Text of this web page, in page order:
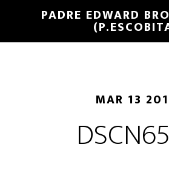
PADRE EDWARD
MAR 13